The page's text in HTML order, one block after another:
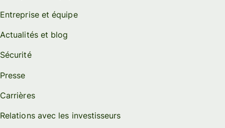
Entreprise et équipe
Actualités et blog
Sécurité
Presse
Carrières
Relations avec les investisseurs